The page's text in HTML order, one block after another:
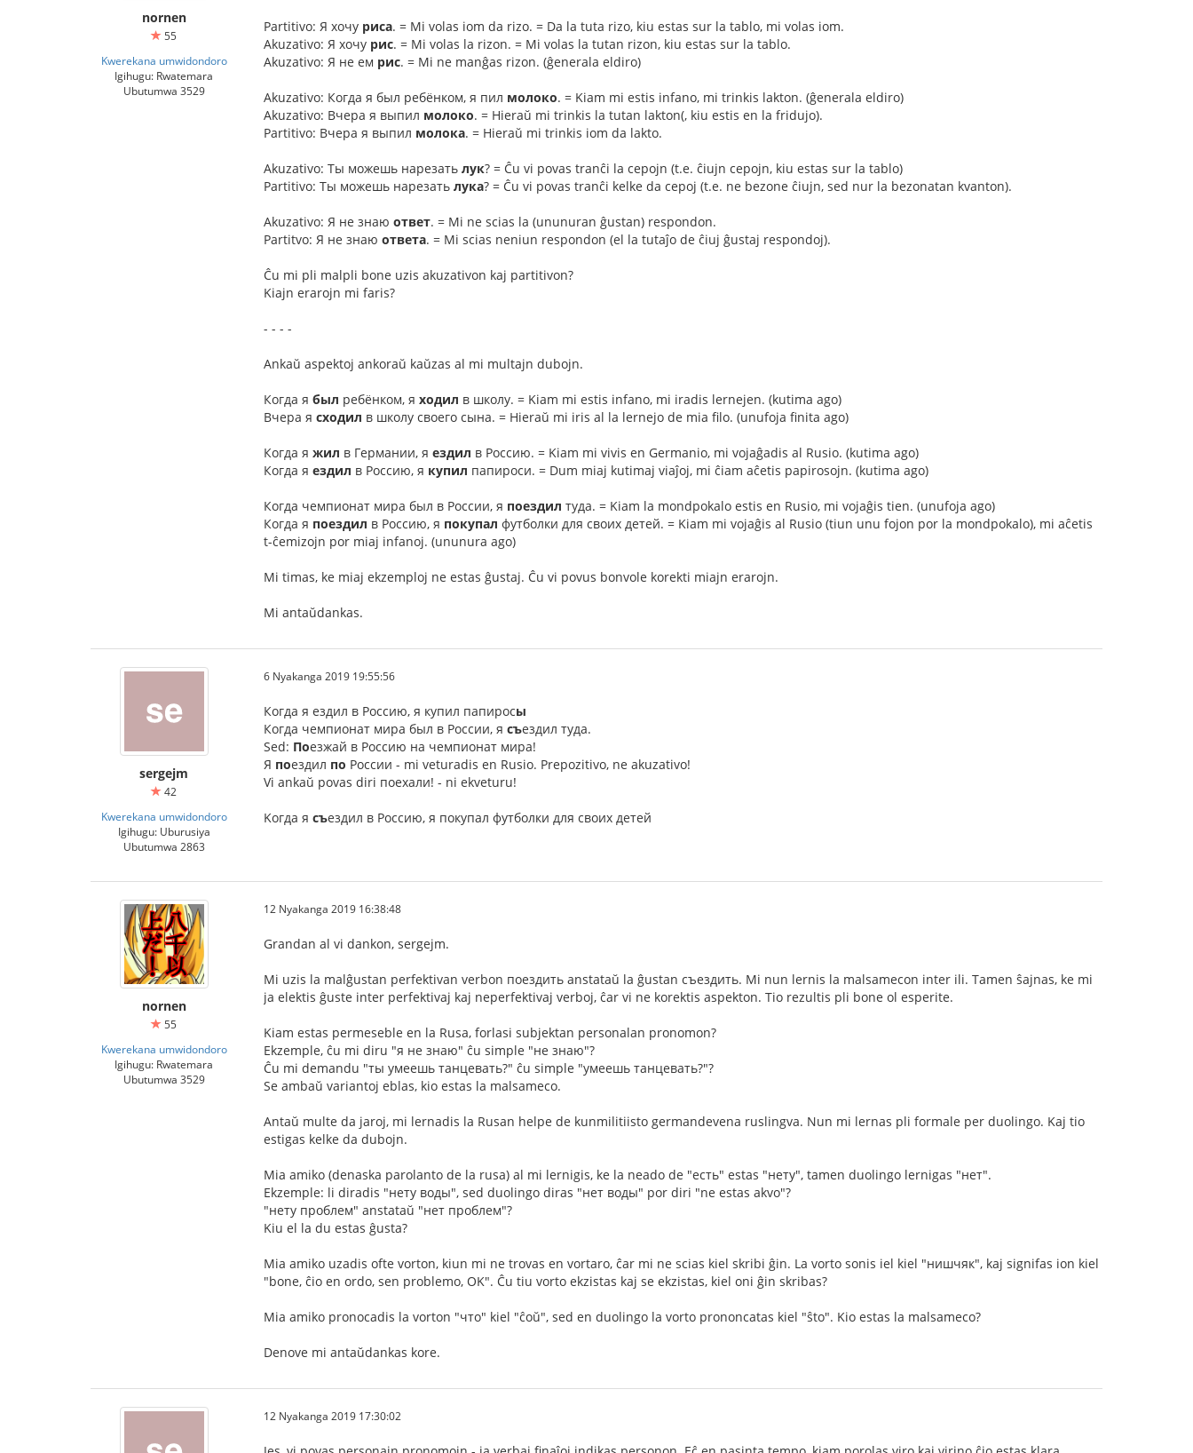
nornen
55
Kwerekana umwidondoro
Igihugu: Rwatemara
Ubutumwa 3529
Partitivo: Я хочу риса. = Mi volas iom da rizo. = Da la tuta rizo, kiu estas sur la tablo, mi volas iom.
Akuzativo: Я хочу рис. = Mi volas la rizon. = Mi volas la tutan rizon, kiu estas sur la tablo.
Akuzativo: Я не ем рис. = Mi ne manĝas rizon. (ĝenerala eldiro)
Akuzativo: Когда я был ребёнком, я пил молоко. = Kiam mi estis infano, mi trinkis lakton. (ĝenerala eldiro)
Akuzativo: Вчера я выпил молоко. = Hieraŭ mi trinkis la tutan lakton(, kiu estis en la fridujo).
Partitivo: Вчера я выпил молока. = Hieraŭ mi trinkis iom da lakto.
Akuzativo: Ты можешь нарезать лук? = Ĉu vi povas tranĉi la cepojn (t.e. ĉiujn cepojn, kiu estas sur la tablo)
Partitivo: Ты можешь нарезать лука? = Ĉu vi povas tranĉi kelke da cepoj (t.e. ne bezone ĉiujn, sed nur la bezonatan kvanton).
Akuzativo: Я не знаю ответ. = Mi ne scias la (ununuran ĝustan) respondon.
Partitvo: Я не знаю ответа. = Mi scias neniun respondon (el la tutaĵo de ĉiuj ĝustaj respondoj).
Ĉu mi pli malpli bone uzis akuzativon kaj partitivon?
Kiajn erarojn mi faris?
- - - -
Ankaŭ aspektoj ankoraŭ kaŭzas al mi multajn dubojn.
Когда я был ребёнком, я ходил в школу. = Kiam mi estis infano, mi iradis lernejen. (kutima ago)
Вчера я сходил в школу своего сына. = Hieraŭ mi iris al la lernejo de mia filo. (unufoja finita ago)
Когда я жил в Германии, я ездил в Россию. = Kiam mi vivis en Germanio, mi vojaĝadis al Rusio. (kutima ago)
Когда я ездил в Россию, я купил папироси. = Dum miaj kutimaj viaĵoj, mi ĉiam aĉetis papirosojn. (kutima ago)
Когда чемпионат мира был в России, я поездил туда. = Kiam la mondpokalo estis en Rusio, mi vojaĝis tien. (unufoja ago)
Когда я поездил в Россию, я покупал футболки для своих детей. = Kiam mi vojaĝis al Rusio (tiun unu fojon por la mondpokalo), mi aĉetis
t-ĉemizojn por miaj infanoj. (ununura ago)
Mi timas, ke miaj ekzemploj ne estas ĝustaj. Ĉu vi povus bonvole korekti miajn erarojn.
Mi antaŭdankas.
sergejm
42
Kwerekana umwidondoro
Igihugu: Uburusiya
Ubutumwa 2863
6 Nyakanga 2019 19:55:56
Когда я ездил в Россию, я купил папиросы
Когда чемпионат мира был в России, я съездил туда.
Sed: Поезжай в Россию на чемпионат мира!
Я поездил по России - mi veturadis en Rusio. Prepozitivo, ne akuzativo!
Vi ankaŭ povas diri поехали! - ni ekveturu!
Kогда я съездил в Россию, я покупал футболки для своих детей
nornen
55
Kwerekana umwidondoro
Igihugu: Rwatemara
Ubutumwa 3529
12 Nyakanga 2019 16:38:48
Grandan al vi dankon, sergejm.
Mi uzis la malĝustan perfektivan verbon поездить anstataŭ la ĝustan съездить. Mi nun lernis la malsamecon inter ili. Tamen ŝajnas, ke mi
ja elektis ĝuste inter perfektivaj kaj neperfektivaj verboj, ĉar vi ne korektis aspekton. Tio rezultis pli bone ol esperite.
Kiam estas permeseble en la Rusa, forlasi subjektan personalan pronomon?
Ekzemple, ĉu mi diru "я не знаю" ĉu simple "не знаю"?
Ĉu mi demandu "ты умеешь танцевать?" ĉu simple "умеешь танцевать?"?
Se ambaŭ variantoj eblas, kio estas la malsameco.
Antaŭ multe da jaroj, mi lernadis la Rusan helpe de kunmilitiisto germandevena ruslingva. Nun mi lernas pli formale per duolingo. Kaj tio
estigas kelke da dubojn.
Mia amiko (denaska parolanto de la rusa) al mi lernigis, ke la neado de "есть" estas "нету", tamen duolingo lernigas "нет".
Ekzemple: li diradis "нету воды", sed duolingo diras "нет воды" por diri "ne estas akvo"?
"нету проблем" anstataŭ "нет проблем"?
Kiu el la du estas ĝusta?
Mia amiko uzadis ofte vorton, kiun mi ne trovas en vortaro, ĉar mi ne scias kiel skribi ĝin. La vorto sonis iel kiel "нишчяк", kaj signifas ion kiel
"bone, ĉio en ordo, sen problemo, OK". Ĉu tiu vorto ekzistas kaj se ekzistas, kiel oni ĝin skribas?
Mia amiko pronocadis la vorton "что" kiel "ĉoŭ", sed en duolingo la vorto prononcatas kiel "ŝto". Kio estas la malsameco?
Denove mi antaŭdankas kore.
12 Nyakanga 2019 17:30:02